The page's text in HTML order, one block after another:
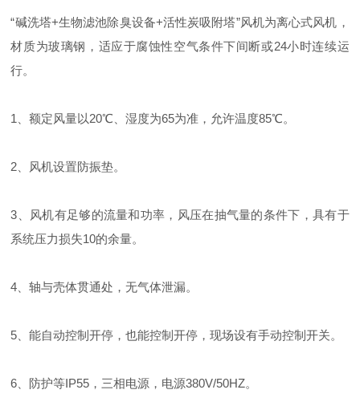
“碱洗塔+生物滤池除臭设备+活性炭吸附塔”风机为离心式风机，
材质为玻璃钢，适应于腐蚀性空气条件下间断或24小时连续运
行。
1、额定风量以20℃、湿度为65为准，允许温度85℃。
2、风机设置防振垫。
3、风机有足够的流量和功率，风压在抽气量的条件下，具有于
系统压力损失10的余量。
4、轴与壳体贯通处，无气体泄漏。
5、能自动控制开停，也能控制开停，现场设有手动控制开关。
6、防护等IP55，三相电源，电源380V/50HZ。